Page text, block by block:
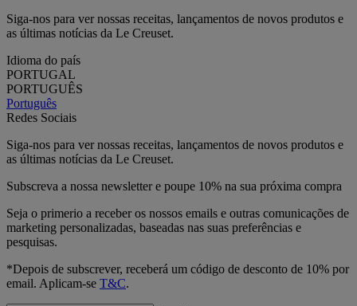
Siga-nos para ver nossas receitas, lançamentos de novos produtos e
as últimas notícias da Le Creuset.
Idioma do país
PORTUGAL
PORTUGUÊS
Português
Redes Sociais
Siga-nos para ver nossas receitas, lançamentos de novos produtos e
as últimas notícias da Le Creuset.
Subscreva a nossa newsletter e poupe 10% na sua próxima compra
Seja o primerio a receber os nossos emails e outras comunicações de
marketing personalizadas, baseadas nas suas preferências e
pesquisas.
*Depois de subscrever, receberá um código de desconto de 10% por
email. Aplicam-se T&C.